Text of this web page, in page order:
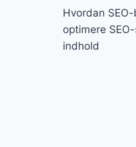
Hvordan
optimere
indhold